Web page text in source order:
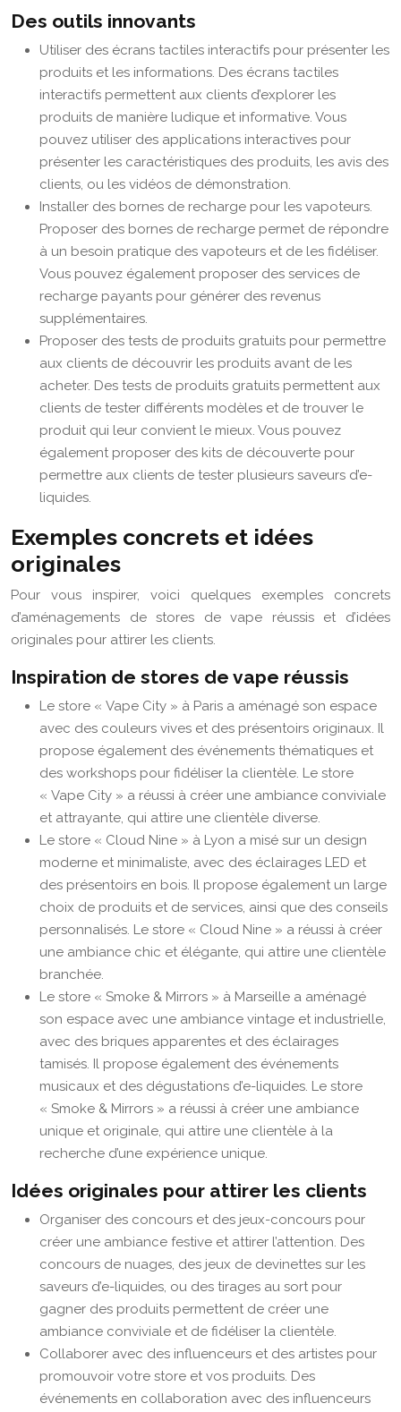
Des outils innovants
Utiliser des écrans tactiles interactifs pour présenter les
produits et les informations. Des écrans tactiles
interactifs permettent aux clients d’explorer les
produits de manière ludique et informative. Vous
pouvez utiliser des applications interactives pour
présenter les caractéristiques des produits, les avis des
clients, ou les vidéos de démonstration.
Installer des bornes de recharge pour les vapoteurs.
Proposer des bornes de recharge permet de répondre
à un besoin pratique des vapoteurs et de les fidéliser.
Vous pouvez également proposer des services de
recharge payants pour générer des revenus
supplémentaires.
Proposer des tests de produits gratuits pour permettre
aux clients de découvrir les produits avant de les
acheter. Des tests de produits gratuits permettent aux
clients de tester différents modèles et de trouver le
produit qui leur convient le mieux. Vous pouvez
également proposer des kits de découverte pour
permettre aux clients de tester plusieurs saveurs d’e-
liquides.
Exemples concrets et idées
originales
Pour vous inspirer, voici quelques exemples concrets
d’aménagements de stores de vape réussis et d’idées
originales pour attirer les clients.
Inspiration de stores de vape réussis
Le store « Vape City » à Paris a aménagé son espace
avec des couleurs vives et des présentoirs originaux. Il
propose également des événements thématiques et
des workshops pour fidéliser la clientèle. Le store
« Vape City » a réussi à créer une ambiance conviviale
et attrayante, qui attire une clientèle diverse.
Le store « Cloud Nine » à Lyon a misé sur un design
moderne et minimaliste, avec des éclairages LED et
des présentoirs en bois. Il propose également un large
choix de produits et de services, ainsi que des conseils
personnalisés. Le store « Cloud Nine » a réussi à créer
une ambiance chic et élégante, qui attire une clientèle
branchée.
Le store « Smoke & Mirrors » à Marseille a aménagé
son espace avec une ambiance vintage et industrielle,
avec des briques apparentes et des éclairages
tamisés. Il propose également des événements
musicaux et des dégustations d’e-liquides. Le store
« Smoke & Mirrors » a réussi à créer une ambiance
unique et originale, qui attire une clientèle à la
recherche d’une expérience unique.
Idées originales pour attirer les clients
Organiser des concours et des jeux-concours pour
créer une ambiance festive et attirer l’attention. Des
concours de nuages, des jeux de devinettes sur les
saveurs d’e-liquides, ou des tirages au sort pour
gagner des produits permettent de créer une
ambiance conviviale et de fidéliser la clientèle.
Collaborer avec des influenceurs et des artistes pour
promouvoir votre store et vos produits. Des
événements en collaboration avec des influenceurs